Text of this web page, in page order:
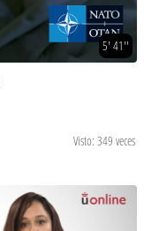
5' 41''
Visto: 349 veces